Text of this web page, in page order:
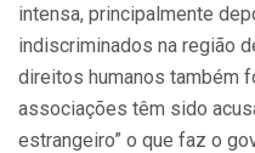
intensa, principalmente
indiscriminados na região
direitos humanos também
associações têm sido
estrangeiro” o que faz o